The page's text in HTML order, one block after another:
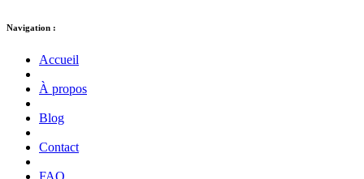
Navigation :
Accueil
À propos
Blog
Contact